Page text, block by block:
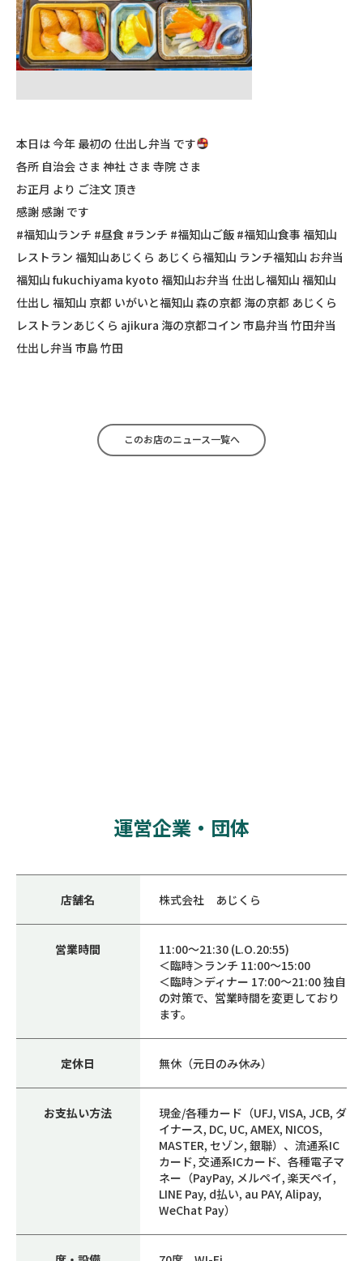
本日は 今年 最初の 仕出し弁当 です
各所 自治会 さま 神社 さま 寺院 さま
お正月 より ご注文 頂き
感謝 感謝 です
#福知山ランチ #昼食 #ランチ #福知山ご飯 #福知山食事 福知山
レストラン 福知山あじくら あじくら福知山 ランチ福知山 お弁当
福知山 fukuchiyama kyoto 福知山お弁当 仕出し福知山 福知山
仕出し 福知山 京都 いがいと福知山 森の京都 海の京都 あじくら
レストランあじくら ajikura 海の京都コイン 市島弁当 竹田弁当
仕出し弁当 市島 竹田
このお店のニュース一覧へ
運営企業・団体
店舗名 株式会社 あじくら
営業時間
11:00～21:30 (L.O.20:55)
＜臨時＞ランチ 11:00～15:00
＜臨時＞ディナー 17:00～21:00 独自
の対策で、営業時間を変更しており
ます。
定休日 無休（元日のみ休み）
お支払い方法
現金/各種カード（UFJ, VISA, JCB, ダ
イナース, DC, UC, AMEX, NICOS,
MASTER, セゾン, 銀聯）、流通系IC
カード, 交通系ICカード、各種電子マ
ネー（PayPay, メルペイ, 楽天ペイ,
LINE Pay, d払い, au PAY, Alipay,
WeChat Pay）